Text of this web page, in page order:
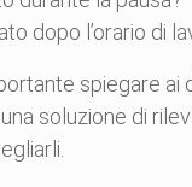
dopo l’orario di
spiegare ai
soluzione di